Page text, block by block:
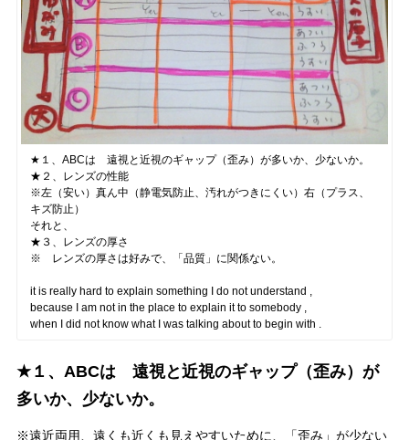
★１、ABCは 遠視と近視のギャップ（歪み）が多いか、少ないか。
★２、レンズの性能
※左（安い）真ん中（静電気防止、汚れがつきにくい）右（プラス、
キズ防止）
それと、
★３、レンズの厚さ
※ レンズの厚さは好みで、「品質」に関係ない。
it is really hard to explain something I do not understand ,
because I am not in the place to explain it to somebody ,
when I did not know what I was talking about to begin with .
★１、ABCは 遠視と近視のギャップ（歪み）が
多いか、少ないか。
※遠近両用、遠くも近くも見えやすいために、「歪み」が少ない